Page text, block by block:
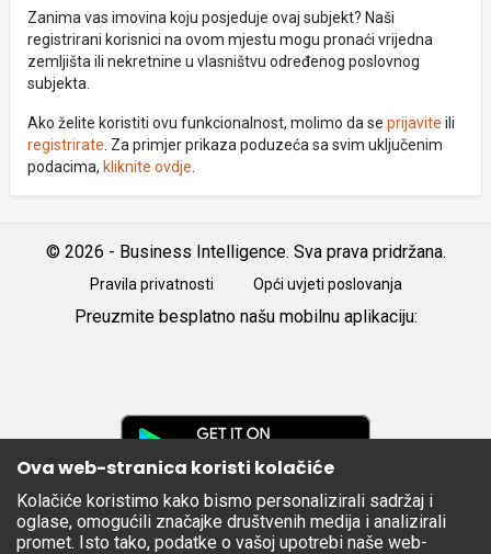
Zanima vas imovina koju posjeduje ovaj subjekt? Naši
registrirani korisnici na ovom mjestu mogu pronaći vrijedna
zemljišta ili nekretnine u vlasništvu određenog poslovnog
subjekta.
Ako želite koristiti ovu funkcionalnost, molimo da se prijavite ili
registrirate . Za primjer prikaza poduzeća sa svim uključenim
podacima, kliknite ovdje
© 2026 - Business Intelligence. Sva prava pridržana.
Pravila privatnosti Opći uvjeti poslovanja
Preuzmite besplatno našu mobilnu aplikaciju:
Apple
Store
Ova web-stranica koristi kolačiće
Kolačiće koristimo kako bismo personalizirali sadržaj i
oglase, omogućili značajke društvenih medija i analizirali
promet. Isto tako, podatke o vašoj upotrebi naše web-